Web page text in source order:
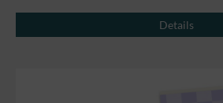
Details